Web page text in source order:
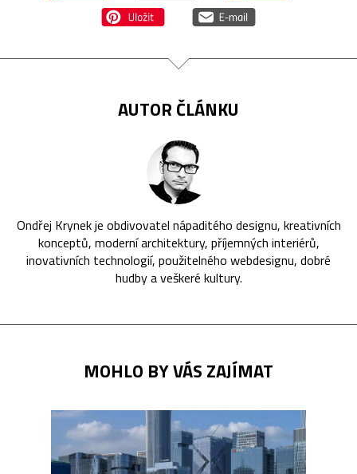
AUTOR ČLÁNKU
Ondřej Krynek je obdivovatel nápaditého designu, kreativních
konceptů, moderní architektury, příjemných interiérů,
inovativních technologií, použitelného webdesignu, dobré
hudby a veškeré kultury.
MOHLO BY VÁS ZAJÍMAT